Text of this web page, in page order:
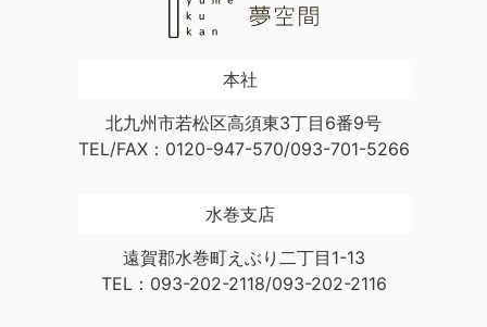
本社
北九州市若松区高須東3丁目6番9号
TEL/FAX：0120-947-570/093-701-5266
水巻支店
遠賀郡水巻町えぶり二丁目1-13
TEL：093-202-2118/093-202-2116